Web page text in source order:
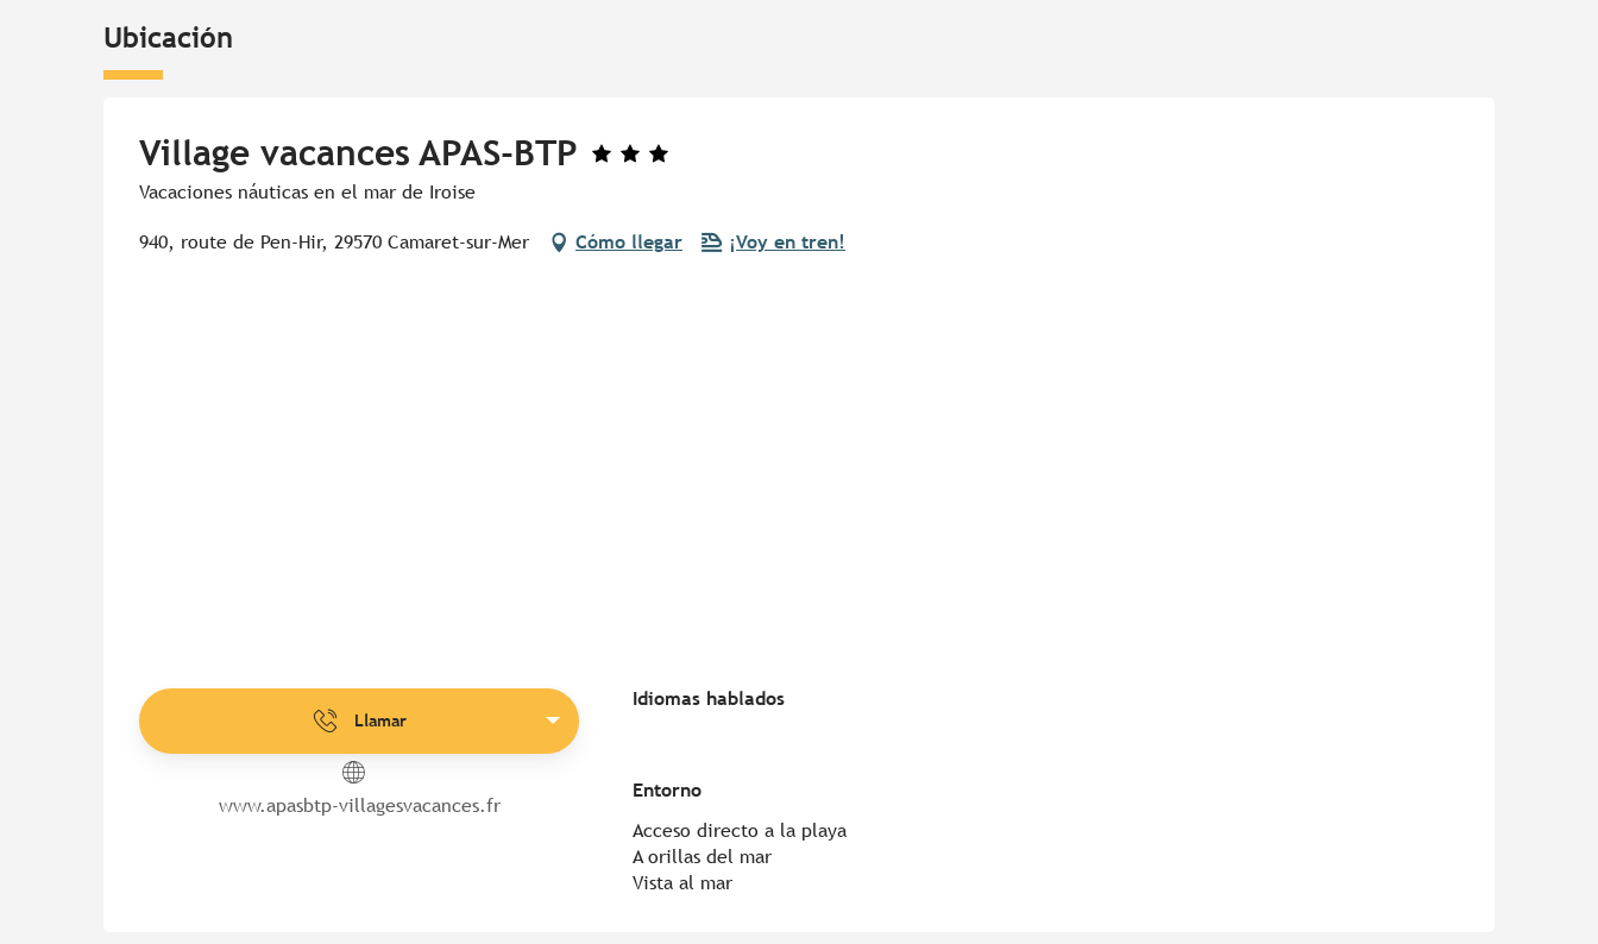
Ubicación
Village vacances APAS-BTP
Vacaciones náuticas en el mar de Iroise
940, route de Pen-Hir, 29570 Camaret-sur-Mer Cómo llegar ¡Voy en tren!
Llamar
www.apasbtp-villagesvacances.fr
Idiomas hablados
Idiomas hablados
Entorno
Entorno
Acceso directo a la playa
A orillas del mar
Vista al mar